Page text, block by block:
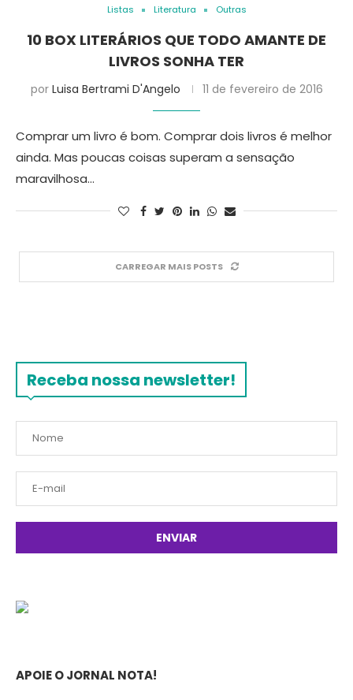
Listas Literatura Outras
10 BOX LITERÁRIOS QUE TODO AMANTE DE
LIVROS SONHA TER
por Luisa Bertrami D'Angelo 11 de fevereiro de 2016
Comprar um livro é bom. Comprar dois livros é melhor
ainda. Mas poucas coisas superam a sensação
maravilhosa…
CARREGAR MAIS POSTS
Receba nossa newsletter!
APOIE O JORNAL NOTA!